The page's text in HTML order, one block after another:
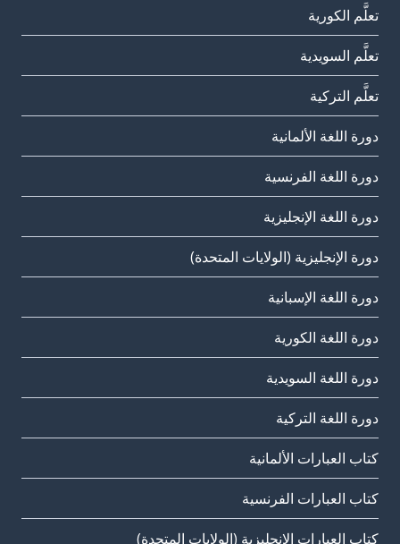
تعلَّم الكورية
تعلَّم السويدية
تعلَّم التركية
دورة اللغة الألمانية
دورة اللغة الفرنسية
دورة اللغة الإنجليزية
دورة الإنجليزية (الولايات المتحدة)
دورة اللغة الإسبانية
دورة اللغة الكورية
دورة اللغة السويدية
دورة اللغة التركية
كتاب العبارات الألمانية
كتاب العبارات الفرنسية
كتاب العبارات الإنجليزية (الولايات المتحدة)